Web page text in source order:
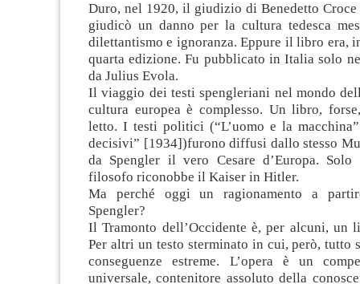
Duro, nel 1920, il giudizio di Benedetto Croce
giudicò un danno per la cultura tedesca
dilettantismo e ignoranza. Eppure il libro era,
quarta edizione. Fu pubblicato in Italia solo
da Julius Evola.
Il viaggio dei testi spengleriani nel mondo
cultura europea è complesso. Un libro,
letto. I testi politici (“L’uomo e la
decisivi” [1934])furono diffusi dallo stesso
da Spengler il vero Cesare d’Europa. Solo
filosofo riconobbe il Kaiser in Hitler.
Ma perché oggi un ragionamento a
Spengler?
Il Tramonto dell’Occidente è, per alcuni, un
Per altri un testo sterminato in cui, però, tutto
conseguenze estreme. L’opera è un
universale, contenitore assoluto della